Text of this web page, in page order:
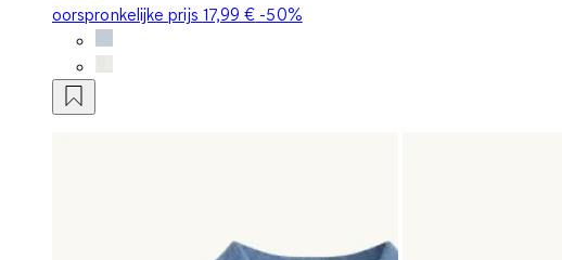
oorspronkelijke prijs 17,99 € -50%